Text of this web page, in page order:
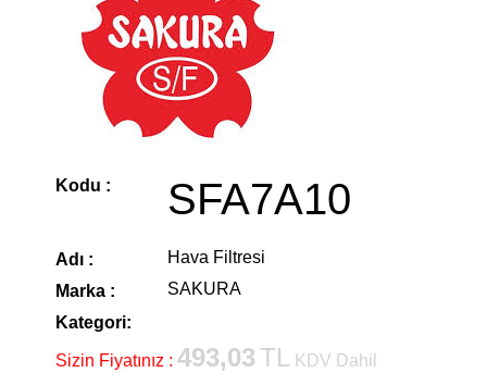
Kodu : SFA7A10
Adı :
Hava Filtresi
Marka :
SAKURA
Kategori:
Sizin Fiyatınız : 493,03 TL KDV Dahil